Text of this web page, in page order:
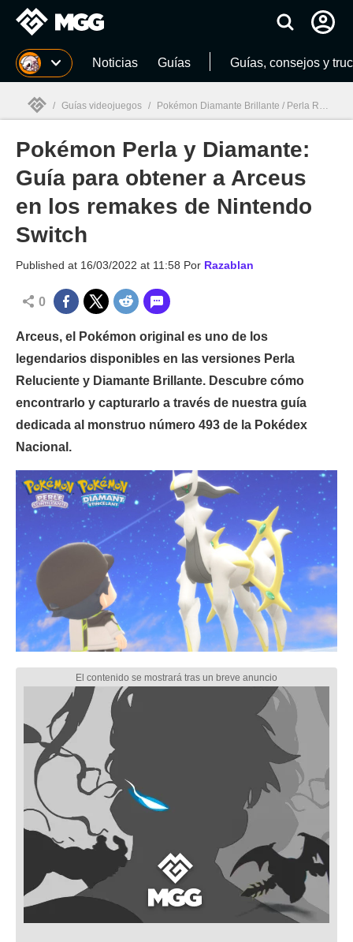
MGG Noticias Guías Guías, consejos y
MGG
/ Guías videojuegos / Pokémon Diamante Brillante / Perla Reluciente
Pokémon Perla y Diamante:
Guía para obtener a Arceus
en los remakes de Nintendo
Switch
Published at 16/03/2022 at 11:58 Por Razablan
0
Arceus, el Pokémon original es uno de los
legendarios disponibles en las versiones Perla
Reluciente y Diamante Brillante. Descubre cómo
encontrarlo y capturarlo a través de nuestra guía
dedicada al monstruo número 493 de la Pokédex
Nacional.